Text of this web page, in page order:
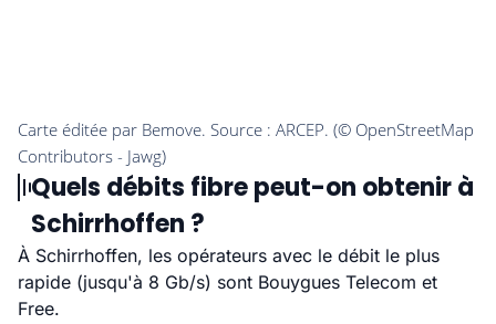
Quels débits fibre peut-on obtenir à
Schirrhoffen ?
À Schirrhoffen, les opérateurs avec le débit le plus
rapide (jusqu'à 8 Gb/s) sont Bouygues Telecom et
Free.